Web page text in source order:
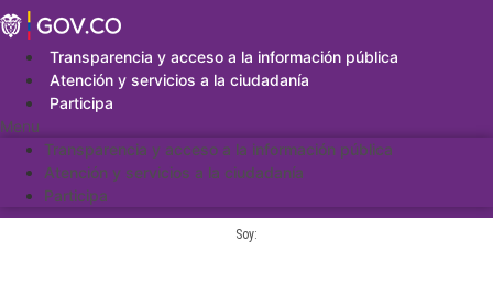
Saltar
al
contenidoTransparencia y acceso a la información pública
Atención y servicios a la ciudadanía
Participa
Menu
Transparencia y acceso a la información pública
Atención y servicios a la ciudadanía
Participa
Soy: